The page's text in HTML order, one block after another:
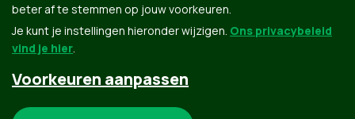
Groen.be
beter af te stemmen op jouw voorkeuren.
Je kunt je instellingen hieronder wijzigen. Ons privacybeleid
vind je hier.
Voorkeuren aanpassen